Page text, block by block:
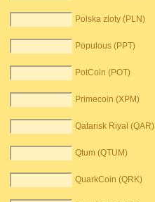
Polska zloty (PLN)
Populous (PPT)
PotCoin (POT)
Primecoin (XPM)
Qatarisk Riyal (QAR)
Qtum (QTUM)
QuarkCoin (QRK)